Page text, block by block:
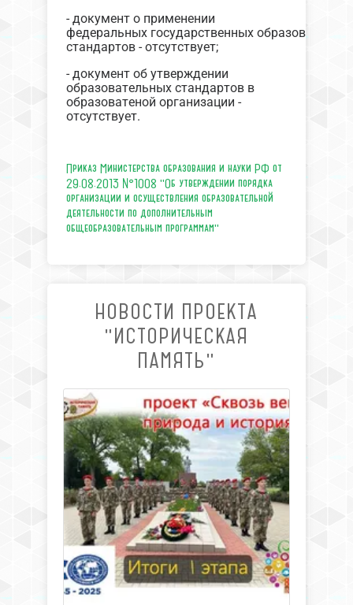
- документ о применении
федеральных государственных
стандартов - отсутствует;
- документ об утверждении
образовательных стандартов в
образоватеной организации -
отсутствует.
Приказ Министерства образования и науки РФ от
29.08.2013 №1008 "Об утверждении порядка
организации и осуществления образовательной
деятельности по дополнительным
общеобразовательным программам"
НОВОСТИ ПРОЕКТА
"ИСТОРИЧЕСКАЯ
ПАМЯТЬ"